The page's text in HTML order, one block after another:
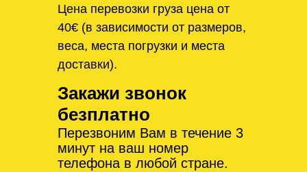
Цена перевозки груза цена от
40€ (в зависимости от размеров,
веса, места погрузки и места
доставки).
Закажи звонок
безплатно
Перезвоним Вам в течение 3
минут на ваш номер
телефона в любой стране.